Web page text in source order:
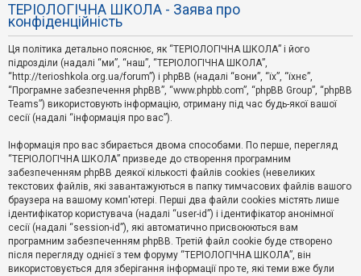
Р
е
с
т
р
а
ц
і
я
Т
е
м
и
б
е
з
в
і
д
ТЕРІОЛОГІЧНА ШКОЛА - Заява про
конфіденційність
Ця політика детально пояснює, як “ТЕРІОЛОГІЧНА ШКОЛА” і його
підрозділи (надалі “ми”, “наш”, “ТЕРІОЛОГІЧНА ШКОЛА”,
“http://terioshkola.org.ua/forum”) і phpBB (надалі “вони”, “їх”, “їхнє”,
“Програмне забезпечення phpBB”, “www.phpbb.com”, “phpBB Group”, “phpBB
Teams”) використовують інформацію, отриману під час будь-якої вашої
сесії (надалі “інформація про вас”).
Інформація про вас збирається двома способами. По перше, перегляд
“ТЕРІОЛОГІЧНА ШКОЛА” призведе до створення програмним
забезпеченням phpBB деякої кількості файлів cookies (невеликих
текстових файлів, які завантажуються в папку тимчасових файлів вашого
браузера на вашому комп'ютері. Перші два файли cookies містять лише
ідентифікатор користувача (надалі “user-id”) і ідентифікатор анонімної
сесії (надалі “session-id”), які автоматично присвоюються вам
програмним забезпеченням phpBB. Третій файл cookie буде створено
після перегляду однієї з тем форуму “ТЕРІОЛОГІЧНА ШКОЛА”, він
використовується для зберігання інформації про те, які теми вже були